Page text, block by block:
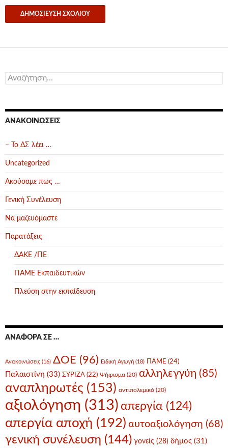
Αναζήτηση
για:
ΑΝΑΚΟΙΝΏΣΕΙΣ
– Το ΔΣ λέει …
Uncategorized
Ακούσαμε πως …
Γενική Συνέλευση
Να μαζευόμαστε
Παρατάξεις
ΔΑΚΕ /ΠΕ
ΠΑΜΕ Εκπαιδευτικών
Πλεύση στην εκπαίδευση
ΑΝΑΦΟΡΆ ΣΕ …
Ανακοινώσεις (16) ΔΟΕ (96) Ειδική Αγωγή (18) ΠΑΜΕ (24)
Παλαιστίνη (33) ΣΥΡΙΖΑ (22) Ψήφισμα (20) αλληλεγγύη (85)
αναπληρωτές (153) αντιπολεμικό (20)
αξιολόγηση (313) απεργία (124)
απεργία αποχή (192) αυτοαξιολόγηση (68)
γενική συνέλευση (144) γονείς (28) δήμος (31)